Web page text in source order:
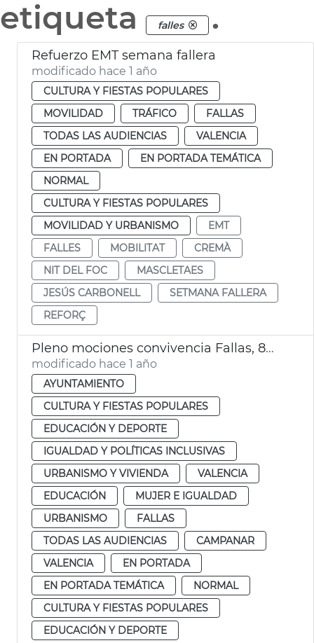
etiqueta
falles .
Refuerzo EMT semana fallera
modificado hace 1 año
CULTURA Y FIESTAS POPULARES
MOVILIDAD
TRÁFICO
FALLAS
TODAS LAS AUDIENCIAS
VALENCIA
EN PORTADA
EN PORTADA TEMÁTICA
NORMAL
CULTURA Y FIESTAS POPULARES
MOVILIDAD Y URBANISMO
EMT
FALLES
MOBILITAT
CREMÀ
NIT DEL FOC
MASCLETAES
JESÚS CARBONELL
SETMANA FALLERA
REFORÇ
Pleno mociones convivencia Fallas, 8M y consulta lengua
modificado hace 1 año
AYUNTAMIENTO
CULTURA Y FIESTAS POPULARES
EDUCACIÓN Y DEPORTE
IGUALDAD Y POLÍTICAS INCLUSIVAS
URBANISMO Y VIVIENDA
VALENCIA
EDUCACIÓN
MUJER E IGUALDAD
URBANISMO
FALLAS
TODAS LAS AUDIENCIAS
CAMPANAR
VALENCIA
EN PORTADA
EN PORTADA TEMÁTICA
NORMAL
CULTURA Y FIESTAS POPULARES
EDUCACIÓN Y DEPORTE